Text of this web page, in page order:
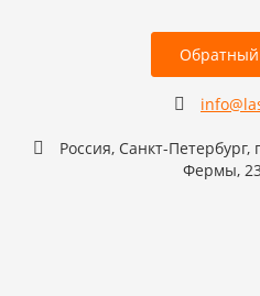
Обратный
Россия, Санкт-
Фермы,